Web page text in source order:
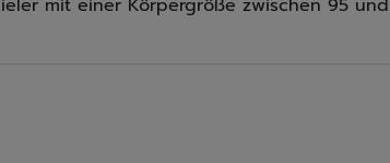
mit einer Körpergröße zwischen 95